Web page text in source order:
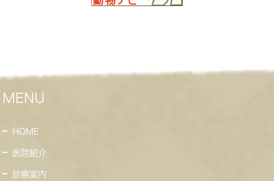
MENU
HOME
医院紹介
診療案内